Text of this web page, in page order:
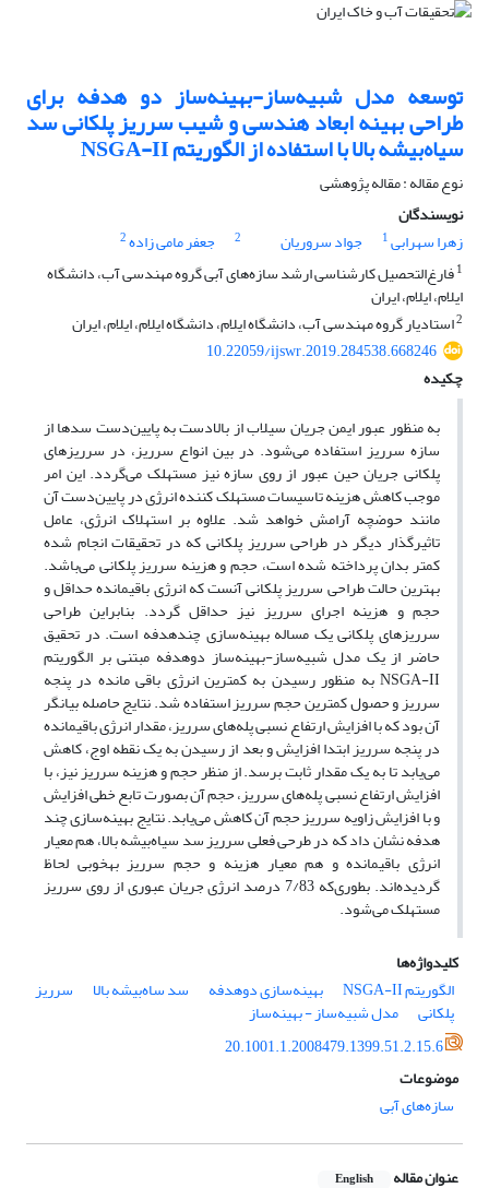
توسعه مدل شبیه‌ساز-بهینه‌ساز دو هدفه برای
طراحی بهینه ابعاد هندسی و شیب سرریز پلکانی سد
سیاه‌بیشه بالا با استفاده از الگوریتم NSGA-II
نوع مقاله : مقاله پژوهشی
نویسندگان
زهرا سهرابی1 جواد سروریان 2 جعفر مامی زاده2
1فارغ‌التحصیل کارشناسی ارشد سازه‌های آبی گروه مهندسی آب، دانشگاه
ایلام، ایلام، ایران
2استادیار گروه مهندسی آب، دانشگاه ایلام، دانشگاه ایلام، ایلام، ایران
10.22059/ijswr.2019.284538.668246
چکیده
به منظور عبور ایمن جریان‌ سیلاب از بالادست به پایین‌دست سدها از
سازه سرریز استفاده می‌شود. در بین انواع سرریز، در سرریزهای
پلکانی جریان حین عبور از روی سازه نیز مستهلک می‌گردد. این امر
موجب کاهش هزینه تاسیسات مستهلک کننده انرژی در پایین‌دست آن
مانند حوضچه آرامش خواهد شد. علاوه بر استهلاک انرژی، عامل
تاثیرگذار دیگر در طراحی سرریز پلکانی که در تحقیقات انجام شده
کمتر بدان پرداخته شده است، حجم و هزینه سرریز پلکانی می‌باشد.
بهترین حالت طراحی سرریز پلکانی آنست که انرژی باقیمانده حداقل و
حجم و هزینه اجرای سرریز نیز حداقل گردد. بنابراین طراحی
سرریزهای پلکانی یک مساله بهینه‌سازی چندهدفه است. در تحقیق
حاضر از یک مدل شبیه‌ساز-بهینه‌ساز دوهدفه مبتنی بر الگوریتم
NSGA-II به منظور رسیدن به کمترین انرژی باقی ‌مانده در پنجه
سرریز و حصول کمترین حجم سرریز استفاده شد. نتایج حاصله بیانگر
آن بود که با افزایش ارتفاع نسبی پله‌های سرریز، مقدار انرژی باقیمانده
در پنجه سرریز ابتدا افزایش و بعد از رسیدن به یک نقطه اوج، کاهش
می‌یابد تا به یک مقدار ثابت برسد. از منظر حجم و هزینه سرریز نیز، با
افزایش ارتفاع نسبی پله‌های سرریز، حجم آن بصورت تابع خطی افزایش
و با افزایش زاویه سرریز حجم آن کاهش می‌یابد. نتایج بهینه‌سازی چند
هدفه نشان داد که در طرحی فعلی سرریز سد سیاه‌بیشه بالا، هم معیار
انرژی باقیمانده و هم معیار هزینه و حجم سرریز به­خوبی لحاظ
گردیده‌اند. بطوری‌که 7/83 درصد انرژی جریان عبوری از روی سرریز
مستهلک می‌شود.
کلیدواژه‌ها
الگوریتم NSGA-II
بهینه‌سازی دوهدفه سد ساه‌بیشه بالا سرریز
پلکانی
مدل شبیه‌ساز - بهینه‌ساز
20.1001.1.2008479.1399.51.2.15.6
موضوعات
سازه‌های آبی
عنوان مقاله English